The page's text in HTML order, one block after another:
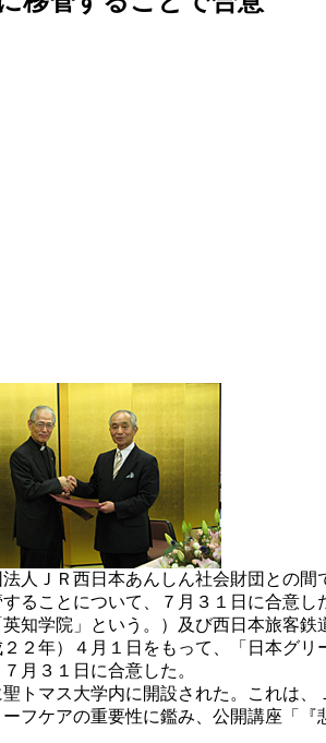
人ＪＲ西日本あんしん社会財団との
ることについて、７月３１日に合意し
学院」という。）及び西日本旅客
２年）４月１日をもって、「日本グ
月３１日に合意した。
マス大学内に開設された。これは
フケアの重要性に鑑み、公開講座「